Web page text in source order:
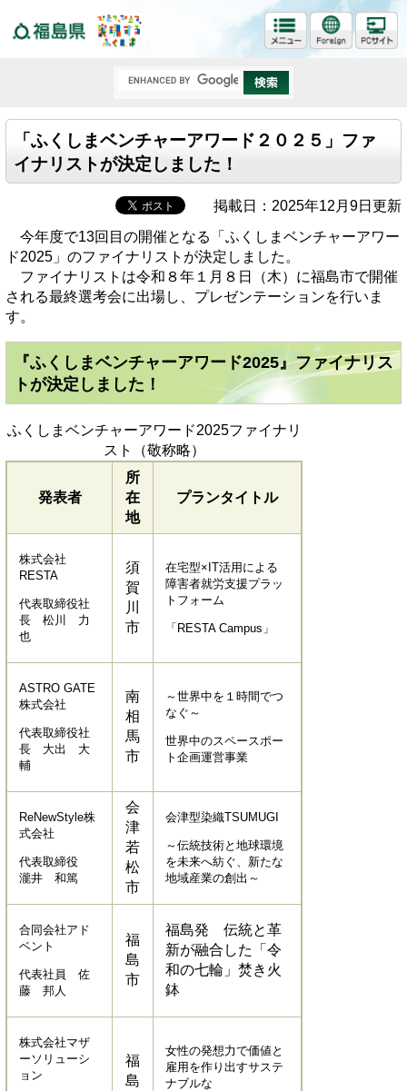
「ふくしまベンチャーアワード２０２５」ファ
イナリストが決定しました！
掲載日：2025年12月9日更新
今年度で13回目の開催となる「ふくしまベンチャーアワー
ド2025」のファイナリストが決定しました。
ファイナリストは令和８年１月８日（木）に福島市で開催
される最終選考会に出場し、プレゼンテーションを行いま
す。
『ふくしまベンチャーアワード2025』ファイナリス
トが決定しました！
ふくしまベンチャーアワード2025ファイナリ
スト（敬称略）
発表者
所
在
地
プランタイトル
株式会社
RESTA
代表取締役社
長 松川 力
也
須
賀
川
市
在宅型×IT活用による
障害者就労支援プラッ
トフォーム
「RESTA Campus」
ASTRO GATE
株式会社
代表取締役社
長 大出 大
輔
南
相
馬
市
～世界中を１時間でつ
なぐ～
世界中のスペースポー
ト企画運営事業
ReNewStyle株
式会社
代表取締役
瀧井 和篤
会
津
若
松
市
会津型染織TSUMUGI
～伝統技術と地球環境
を未来へ紡ぐ、新たな
地域産業の創出～
合同会社アド
ベント
代表社員 佐
藤 邦人
福
島
市
福島発 伝統と革
新が融合した「令
和の七輪」焚き火
鉢
株式会社マザ
ーソリューシ
ョン
福
島
女性の発想力で価値と
雇用を作り出すサステ
ナブルな